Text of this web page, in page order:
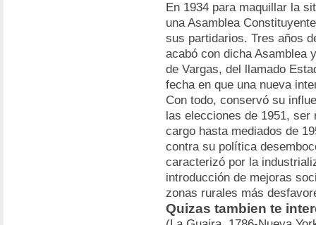
En 1934 para maquillar la
una Asamblea
sus partidarios. Tres años
acabó con dicha Asamblea
de Vargas, del llamado
fecha en que una nueva
Con todo, conservó su
las elecciones de 1951, ser
cargo hasta mediados de
contra su política
caracterizó por la
introducción de mejoras
zonas rurales más
Quizas tambien te